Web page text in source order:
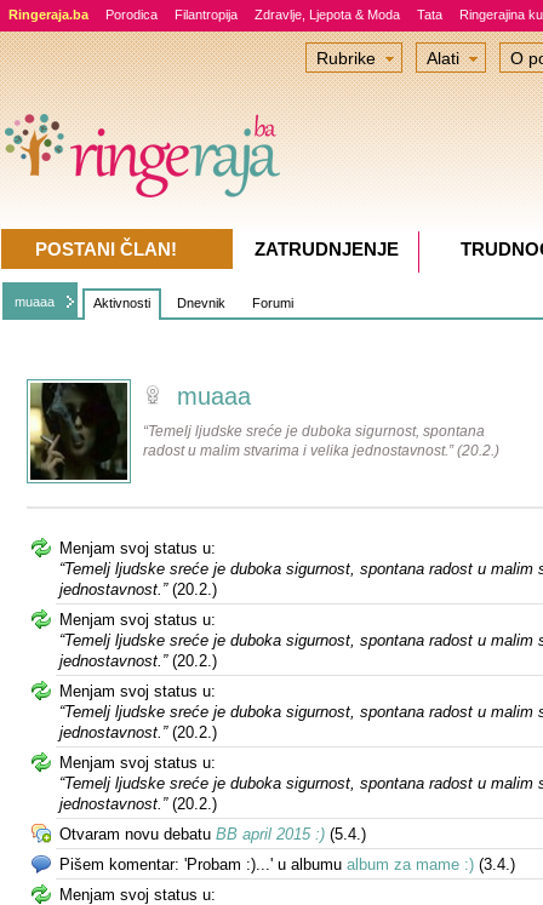
Ringeraja.ba Porodica Filantropija Zdravlje, Ljepota & Moda Tata Ringerajina
muaaa Aktivnosti Dnevnik Forumi
muaaa
“Temelj ljudske sreće je duboka sigurnost, spontana
radost u malim stvarima i velika jednostavnost.” (20.2.)
Menjam svoj status u:
“Temelj ljudske sreće je duboka sigurnost, spontana radost u malim
jednostavnost.”(20.2.)
Menjam svoj status u:
“Temelj ljudske sreće je duboka sigurnost, spontana radost u malim
jednostavnost.”(20.2.)
Menjam svoj status u:
“Temelj ljudske sreće je duboka sigurnost, spontana radost u malim
jednostavnost.”(20.2.)
Menjam svoj status u:
“Temelj ljudske sreće je duboka sigurnost, spontana radost u malim
jednostavnost.”(20.2.)
Otvaram novu debatu BB april 2015 :)(5.4.)
Pišem komentar: 'Probam :)...' u albumu album za mame :)(3.4.)
Menjam svoj status u:
Rubrike Alati O
POSTANI ČLAN! ZATRUDNJENJE